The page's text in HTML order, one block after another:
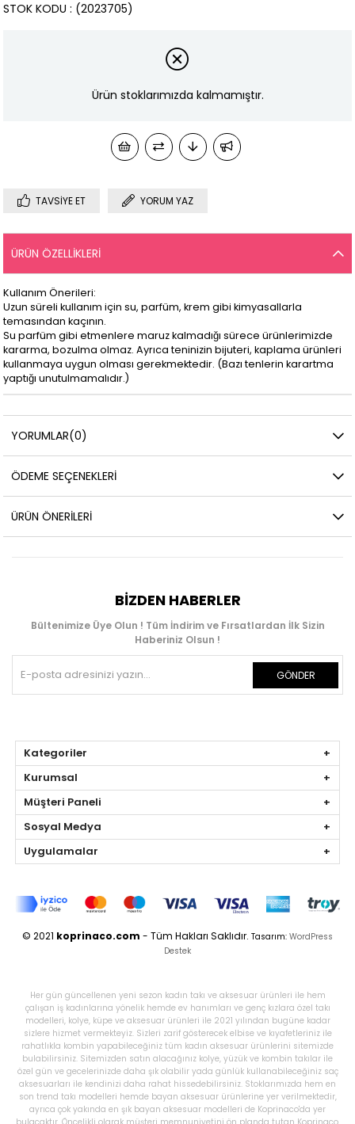
(2023705)
STOK KODU
Ürün stoklarımızda kalmamıştır.
TAVSIYE ET YORUM YAZ
ÜRÜN ÖZELLIKLERI
Kullanım Önerileri:
Uzun süreli kullanım için su, parfüm, krem gibi kimyasallarla
temasından kaçının.
Su parfüm gibi etmenlere maruz kalmadığı sürece ürünlerimizde
kararma, bozulma olmaz. Ayrıca teninizin bijuteri, kaplama ürünleri
kullanmaya uygun olması gerekmektedir. (Bazı tenlerin karartma
yaptığı unutulmamalıdır.)
YORUMLAR(0)
ÖDEME SEÇENEKLERI
ÜRÜN ÖNERILERI
BIZDEN HABERLER
Bültenimize Üye Olun ! Tüm İndirim ve Fırsatlardan İlk Sizin
Haberiniz Olsun !
GÖNDER
Kategoriler
Kurumsal
Müşteri Paneli
Sosyal Medya
Uygulamalar
© 2021 koprinaco.com - Tüm Hakları Saklıdır. Tasarım: WordPress
Destek
Her gün güncellenen yeni sezon kadın takı ve aksesuar ürünleri ile hem
çalışan iş kadınlarına yönelik hemde ev hanımları ve genç kızlara özel takı
modelleri, kolye, küpe ve aksesuar ürünleri ile 2021 yılından bugüne kadar
sizlere hizmet vermekteyiz. Sizleri zarif gösterecek elbise ve kıyafetleriniz ile
rahatlıkla kombin yapabileceğiniz tüm kadın aksesuar ürünlerini sitemizde
bulabilirsiniz. Sitemizden satın alacağınız kolye, yüzük ve kombin takılar ile
özel gün ve gecelerinizde daha şık olabilir yada günlük kullanabileceğiniz saç
aksesuarları ile kendinizi daha rahat hissedebilirsiniz. Stoklarımızda hem en
son trend takı modelleri hemde bayan aksesuar ürünlerine yer verilmektedir,
ayrıca çok yakında en şık bayan aksesuar modelleri de Koprinaco'da yer